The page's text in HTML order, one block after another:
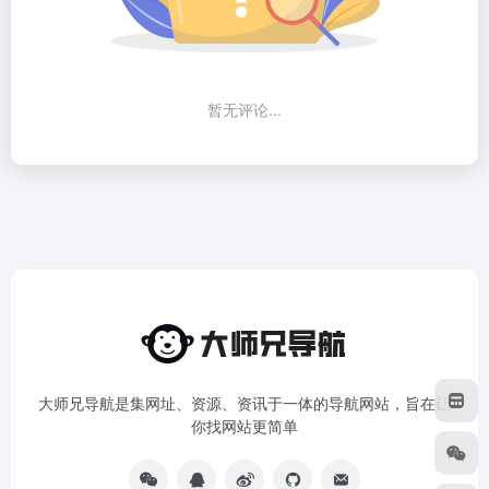
暂无评论...
大师兄导航是集网址、资源、资讯于一体的导航网站，旨在让
你找网站更简单